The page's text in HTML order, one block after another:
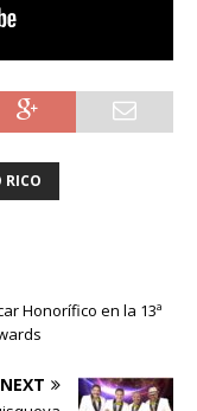
RICO
Honorífico en la 13ª
NEXT